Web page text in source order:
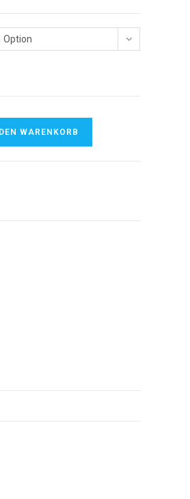
Option
WARENKORB